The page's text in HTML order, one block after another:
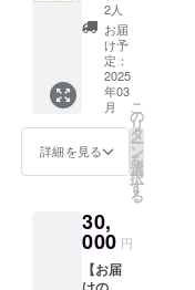
送料が
含まれ
ており
ます。
品開封
前には
必ずお
届けの
リター
ンに貼
付され
たラベ
ルや注
さい。
※お届け
前後す
プルー
ムのみ
で使用
できま
す。 ・
1枚1回
のみの
使用と
なり、1
利用い
ただけ
ます。
・現金
20枚 ●
オリジ
ナルス
テッ
カー
(5cm×5
cm) ●御
礼の手
紙 ＜ド
リンク
チケッ
いて＞
・
AMAK
USA
2人
お届
け予
定：
2025
年03
月
詳細を見る
こ
の
リ
タ
ー
ン
を
選
択
す
る
30,
000 円
【お届